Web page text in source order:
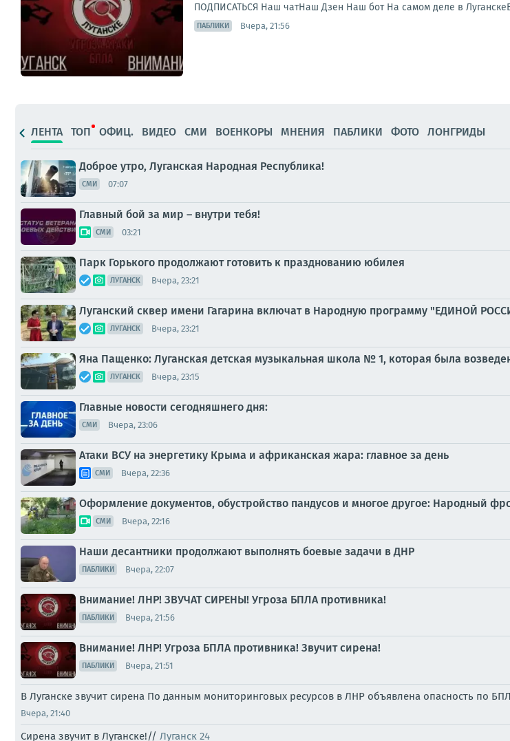
ПОДПИСАТЬСЯ Наш чатНаш Дзен Наш бот На самом деле в
ПАБЛИКИ Вчера, 21:56
ЛЕНТА ТОП ОФИЦ. ВИДЕО СМИ ВОЕНКОРЫ МНЕНИЯ ПАБЛИКИ ФОТО ЛОНГРИДЫ
Доброе утро, Луганская Народная Республика!
СМИ 07:07
Главный бой за мир – внутри тебя!
СМИ 03:21
Парк Горького продолжают готовить к празднованию юбилея
ЛУГАНСК Вчера, 23:21
Луганский сквер имени Гагарина включат в Народную программу "ЕДИНОЙ
ЛУГАНСК Вчера, 23:21
Яна Пащенко: Луганская детская музыкальная школа № 1, которая была
ЛУГАНСК Вчера, 23:15
Главные новости сегодняшнего дня:
СМИ Вчера, 23:06
Атаки ВСУ на энергетику Крыма и африканская жара: главное за день
СМИ Вчера, 22:36
Оформление документов, обустройство пандусов и многое другое: Народный
СМИ Вчера, 22:16
Наши десантники продолжают выполнять боевые задачи в ДНР
ПАБЛИКИ Вчера, 22:07
Внимание! ЛНР! ЗВУЧАТ СИРЕНЫ! Угроза БПЛА противника!
ПАБЛИКИ Вчера, 21:56
Внимание! ЛНР! Угроза БПЛА противника! Звучит сирена!
ПАБЛИКИ Вчера, 21:51
В Луганске звучит сирена По данным мониторинговых ресурсов в ЛНР объявлена опасность по
Вчера, 21:40
Сирена звучит в Луганске!// Луганск 24